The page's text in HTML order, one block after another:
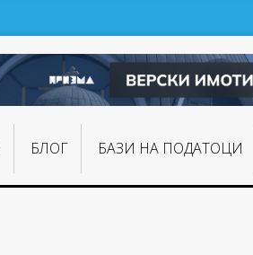
БЛОГ БАЗИ НА ПОДАТОЦИ